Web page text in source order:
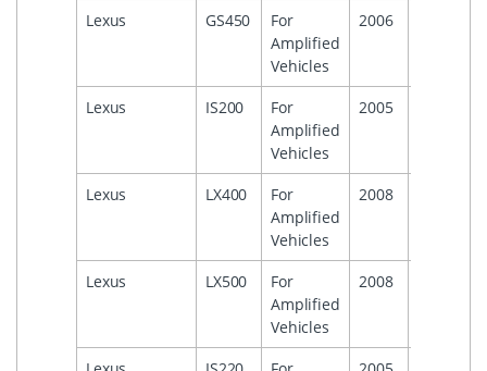
Lexus GS450
For
Amplified
Vehicles
2006
Lexus IS200
For
Amplified
Vehicles
2005
Lexus LX400
For
Amplified
Vehicles
2008
Lexus LX500
For
Amplified
Vehicles
2008